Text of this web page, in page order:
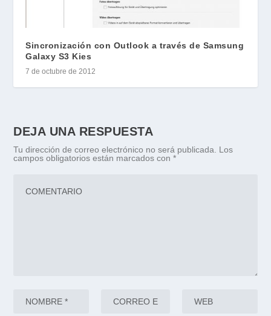
Sincronización con Outlook a través de Samsung
Galaxy S3 Kies
7 de octubre de 2012
DEJA UNA RESPUESTA
Tu dirección de correo electrónico no será publicada. Los
campos obligatorios están marcados con*